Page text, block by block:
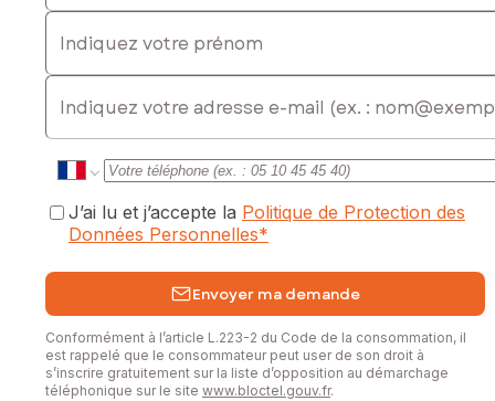
Indiquez votre prénom
E-mail
J’ai lu et j’accepte la Politique de Protection des
Données Personnelles*
Envoyer ma demande
Conformément à l’article L.223-2 du Code de la consommation, il
est rappelé que le consommateur peut user de son droit à
s’inscrire gratuitement sur la liste d’opposition au démarchage
téléphonique sur le site www.bloctel.gouv.fr.